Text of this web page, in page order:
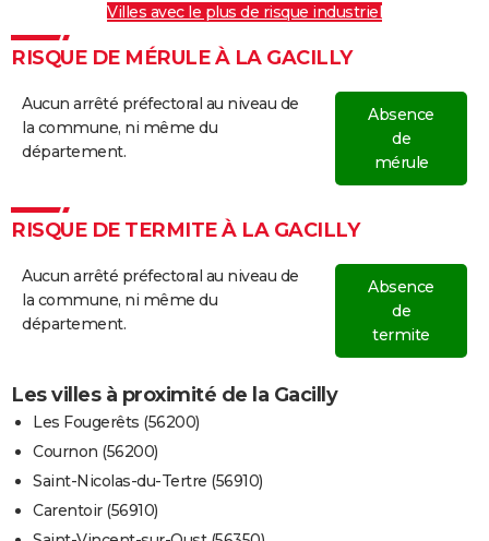
Villes avec le plus de risque industriel
RISQUE DE MÉRULE À LA GACILLY
Aucun arrêté préfectoral au niveau de
la commune, ni même du
département.
Absence
de
mérule
RISQUE DE TERMITE À LA GACILLY
Aucun arrêté préfectoral au niveau de
la commune, ni même du
département.
Absence
de
termite
Les villes à proximité de la Gacilly
Les Fougerêts (56200)
Cournon (56200)
Saint-Nicolas-du-Tertre (56910)
Carentoir (56910)